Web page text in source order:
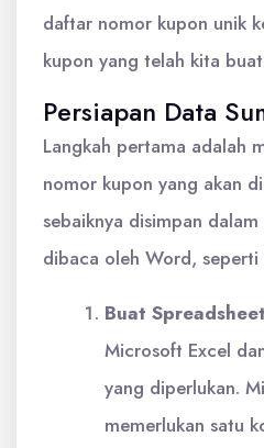
daftar nomor kupon unik
kupon yang telah kita
Persiapan Data
Langkah pertama adalah
nomor kupon yang akan
sebaiknya disimpan
dibaca oleh Word,
Buat
Microsoft Excel
yang diperlukan.
memerlukan satu